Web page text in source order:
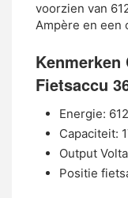
voorzien van
Ampère en een
Fietsaccu
Energie:
Capaciteit:
Output
Positie